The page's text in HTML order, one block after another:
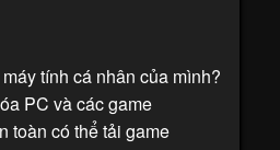
tính cá nhân của mình?
PC và các game
toàn có thể tải game